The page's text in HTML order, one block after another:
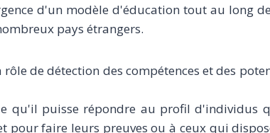
d'un modèle d'éducation tout au long
pays étrangers.
de détection des compétences et des
qu'il puisse répondre au profil d'individus
pour faire leurs preuves ou à ceux qui